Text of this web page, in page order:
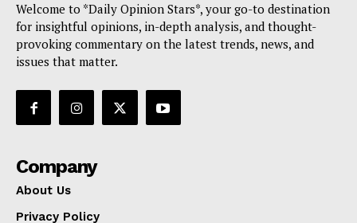
Welcome to *Daily Opinion Stars*, your go-to destination
for insightful opinions, in-depth analysis, and thought-
provoking commentary on the latest trends, news, and
issues that matter.
Company
About Us
Privacy Policy